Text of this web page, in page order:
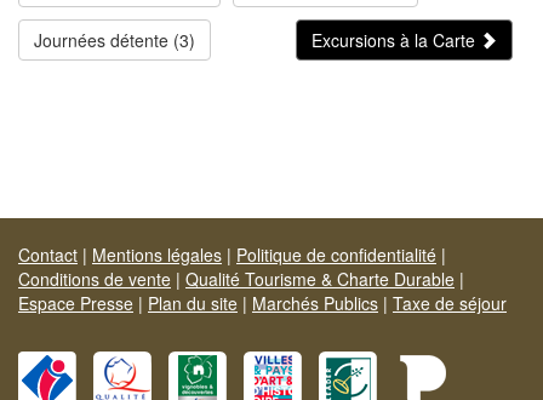
Journées détente (3) Excursions à la Carte
Contact | Mentions légales | Politique de confidentialité |
Conditions de vente | Qualité Tourisme & Charte Durable |
Espace Presse | Plan du site | Marchés Publics | Taxe de séjour